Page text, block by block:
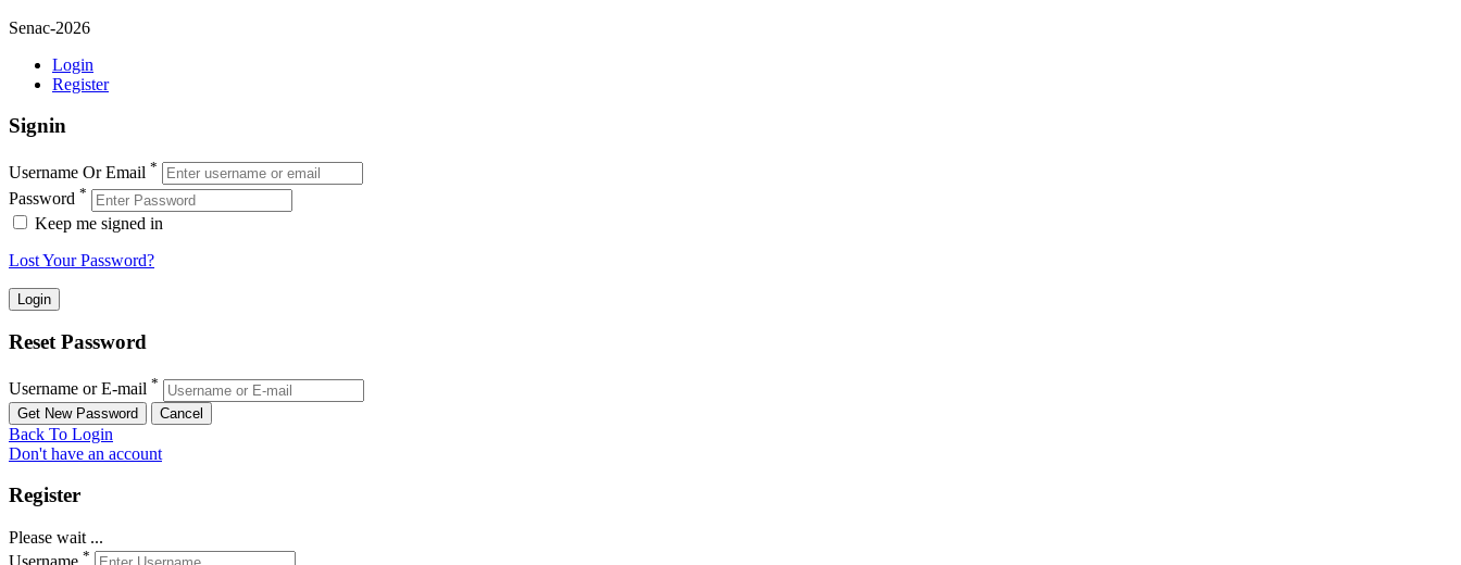
Senac-2026
Login
Register
Signin
Username Or Email *
Password *
Keep me signed in
Lost Your Password?
Reset Password
Username or E-mail *
Back To Login
Don't have an account
Register
Please wait ...
*